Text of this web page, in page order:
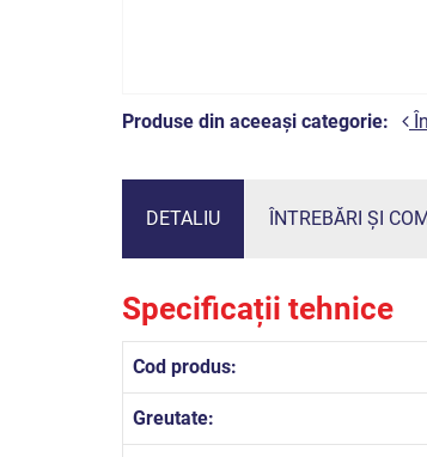
Produse din aceeași categorie:
DETALIU ÎNTREBĂRI ȘI
Specificații tehnice
Cod produs:
Greutate: